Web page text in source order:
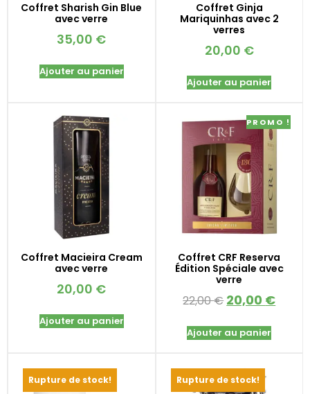
Coffret Sharish Gin Blue
avec verre
35,00 €
Ajouter au panier
Coffret Ginja
Mariquinhas avec 2
verres
20,00 €
Ajouter au panier
Coffret Macieira Cream
avec verre
20,00 €
Ajouter au panier
PROMO !
Coffret CRF Reserva
Édition Spéciale avec
verre
22,00€ 20,00 €
Ajouter au panier
Rupture de stock! Rupture de stock!